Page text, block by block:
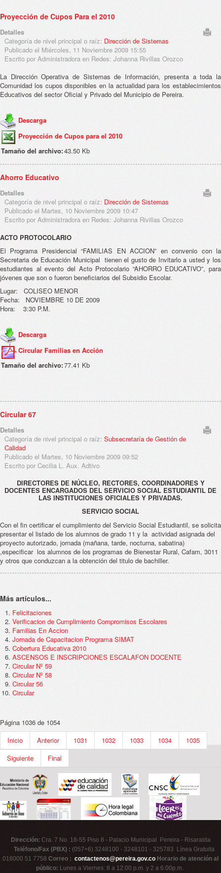
Proyección de Cupos Para el 2010
Detalles
Categoría de nivel principal o raíz: Dirección de Sistemas
Publicado el Miércoles, 11 Noviembre 2009 15:55
Escrito por Administradora en Redes: Johanna Rivillas Orozco
La Dirección Operativa de Sistemas de Información, presenta a toda la
Comunidad los cupos disponibles en la actualidad para los establecimientos
Educativos del sector Oficial y Privado del Municipio de Pereira.
Descarga
Proyección de Cupos para el 2010
Tamaño del archivo:43.50 Kb
Ahorro Educativo
Detalles
Categoría de nivel principal o raíz: Dirección de Sistemas
Publicado el Martes, 10 Noviembre 2009 10:47
Escrito por Administradora en Redes: Johanna Rivillas Orozco
ACTO PROTOCOLARIO
El Programa Presidencial “FAMILIAS EN ACCION” en convenio con la
Secretaria de Educación Municipal tienen el gusto de Invitarlo a usted y los
estudiantes al evento del Acto Protocolario “AHORRO EDUCATIVO”, para
jóvenes que son o fueron beneficiarios del Subsidio Escolar.
Lugar: COLISEO MENOR
Fecha: NOVIEMBRE 10 DE 2009
Hora: 3:30 P.M.
Descarga
Circular Familias en Acción
Tamaño del archivo:77.41 Kb
Circular 67
Detalles
Categoría de nivel principal o raíz: Subsecretaría de Gestión de
Calidad
Publicado el Martes, 10 Noviembre 2009 09:52
Escrito por Cecilia L. Aux. Adtivo
DIRECTORES DE NÚCLEO, RECTORES, COORDINADORES Y
DOCENTES ENCARGADOS DEL SERVICIO SOCIAL ESTUDIANTIL DE
LAS INSTITUCIONES OFICIALES Y PRIVADAS.
SERVICIO SOCIAL
Con el fin certificar el cumplimiento del Servicio Social Estudiantil, se solicita
presentar el listado de los alumnos de grado 11 y la actividad asignada del
proyecto autorizado, jornada (mañana, tarde, nocturna, sabatina)
,especificar los alumnos de los programas de Bienestar Rural, Cafam, 3011
y otros que conduzcan a la obtención del titulo de bachiller.
Más artículos...
Felicitaciones
Verificacion de Cumplimiento Compromisos Escolares
Familias En Accion
Jornada de Capacitacion Programa SIMAT
Cobertura Educativa 2010
ASCENSOS E INSCRIPCIONES ESCALAFON DOCENTE
Circular Nº 59
Circular Nº 58
Circular 56
Circular
Página 1036 de 1054
Inicio
Anterior 1031 1032 1033 1034
1035
Siguiente
Final
Dirección: Cra. 7 No. 18-55 Piso 8 - Palacio Municipal Pereira - Risaralda
Teléfono/Fax (PBX) : (057+6) 3248100 - 3248101 - 325783 Línea Gratuita
018000 51 7758 Correo : contactenos@pereira.gov.co Horario de atención al
público: Lunes a Viernes: 8 a 12:00 p.m. y 2 a 6:00p.m.